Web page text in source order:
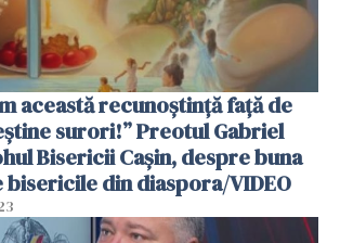
această recunoștință față de
surori!” Preotul Gabriel
Bisericii Cașin, despre buna
din diaspora/VIDEO